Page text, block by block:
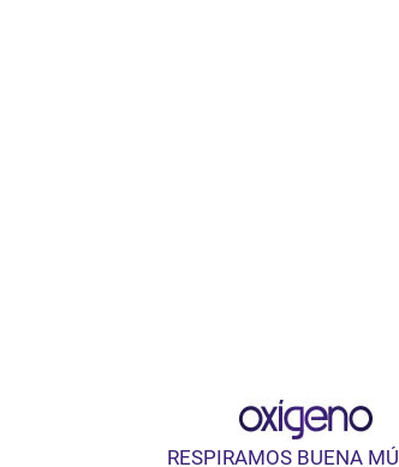
RESPIRAMOS BUENA